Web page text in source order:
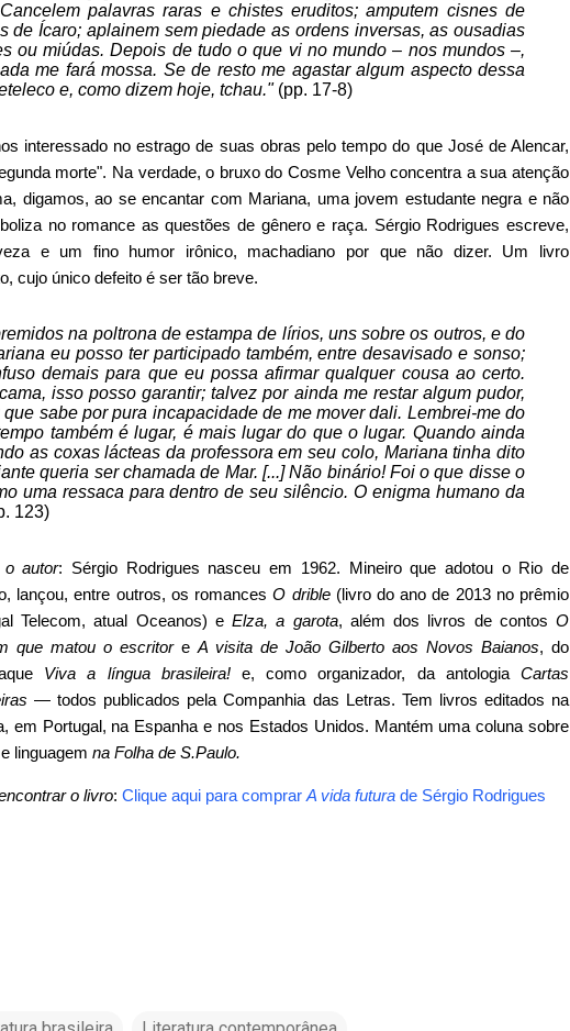
palavras raras e chistes eruditos; amputem cisnes de
de Ícaro; aplainem sem piedade as ordens inversas, as ousadias
ou miúdas. Depois de tudo o que vi no mundo – nos mundos –,
me fará mossa. Se de resto me agastar algum aspecto dessa
e, como dizem hoje, tchau."(pp. 17-8)
interessado no estrago de suas obras pelo tempo do que José de Alencar,
morte". Na verdade, o bruxo do Cosme Velho concentra a sua atenção
digamos, ao se encantar com Mariana, uma jovem estudante negra e não
no romance as questões de gênero e raça. Sérgio Rodrigues escreve,
e um fino humor irônico, machadiano por que não dizer. Um livro
cujo único defeito é ser tão breve.
na poltrona de estampa de lírios, uns sobre os outros, e do
eu posso ter participado também, entre desavisado e sonso;
demais para que eu possa afirmar qualquer cousa ao certo.
isso posso garantir; talvez por ainda me restar algum pudor,
sabe por pura incapacidade de me mover dali. Lembrei-me do
também é lugar, é mais lugar do que o lugar. Quando ainda
as coxas lácteas da professora em seu colo, Mariana tinha dito
queria ser chamada de Mar. [...] Não binário! Foi o que disse o
uma ressaca para dentro de seu silêncio. O enigma humano da
123)
o autor: Sérgio Rodrigues nasceu em 1962. Mineiro que adotou o Rio de
lançou, entre outros, os romancesO drible(livro do ano de 2013 no prêmio
Telecom, atual Oceanos) eElza, a garota, além dos livros de contosO
que matou o escritore A visita de João Gilberto aos Novos Baianos, do
Viva a língua brasileira!e, como organizador, da antologiaCartas
― todos publicados pela Companhia das Letras. Tem livros editados na
em Portugal, na Espanha e nos Estados Unidos. Mantém uma coluna sobre
linguagem na Folha de S.Paulo.
o livro: Clique aqui para comprar A vida futura de Sérgio Rodrigues